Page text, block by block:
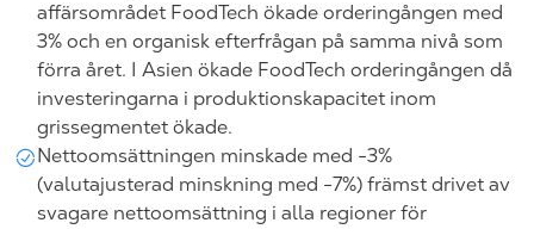
affärsområdet FoodTech ökade orderingången med
3% och en organisk efterfrågan på samma nivå som
förra året. I Asien ökade FoodTech orderingången då
investeringarna i produktionskapacitet inom
grissegmentet ökade.
Nettoomsättningen minskade med -3%
(valutajusterad minskning med -7%) främst drivet av
svagare nettoomsättning i alla regioner för